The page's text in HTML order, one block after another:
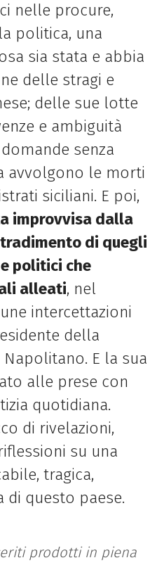
nelle procure,
politica, una
sia stata e abbia
delle stragi e
delle sue lotte
e ambiguità
senza
avvolgono le morti
siciliani. E poi,
improvvisa dalla
di quegli
politici che
alleati, nel
intercettazioni
della
E la sua
alle prese con
quotidiana.
di rivelazioni,
su una
tragica,
di questo paese.
prodotti in piena